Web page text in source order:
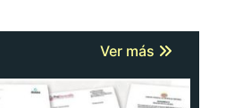
Ver más